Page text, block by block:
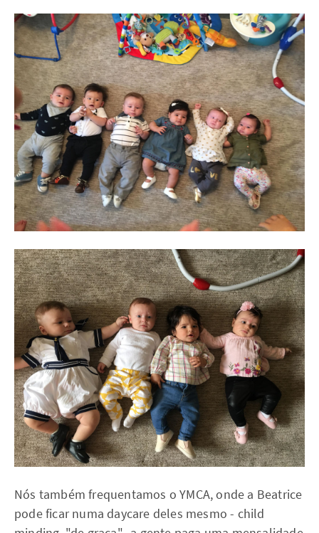
Nós também frequentamos o YMCA, onde a Beatrice
pode ficar numa daycare deles mesmo - child